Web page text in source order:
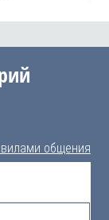
общения